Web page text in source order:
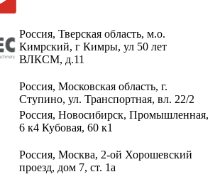
Россия, Тверская область, м.о.
Кимрский, г Кимры, ул 50 лет
ВЛКСМ, д.11
Россия, Московская область, г.
Ступино, ул. Транспортная, вл. 22/2​
Россия, Новосибирск, Промышленная,
6 к4 Кубовая, 60 к1​
Россия, Москва, 2-ой Хорошевский
проезд, дом 7, ст. 1а